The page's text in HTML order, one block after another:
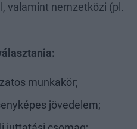
valamint nemzetközi (pl.
munkakör;
jövedelem;